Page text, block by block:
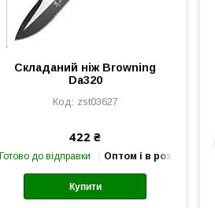
Складаний ніж Browning
Da320
zst03627
422 ₴
Готово до відправки Оптом і в роздріб
Купити